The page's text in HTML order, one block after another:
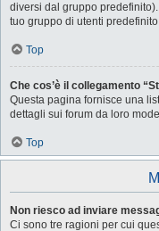
diversi dal gruppo
tuo gruppo di utenti
Top
Che cos’è il collegamento
Questa pagina fornisce una
dettagli sui forum da loro
Top
Non riesco ad inviare
Ci sono tre ragioni per cui